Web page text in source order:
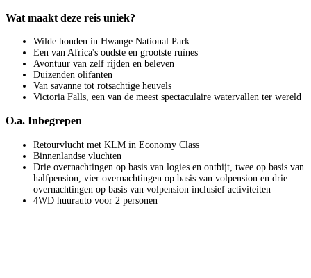
Wat maakt deze reis uniek?
Wilde honden in Hwange National Park
Een van Africa's oudste en grootste ruïnes
Avontuur van zelf rijden en beleven
Duizenden olifanten
Van savanne tot rotsachtige heuvels
Victoria Falls, een van de meest spectaculaire watervallen ter wereld
O.a. Inbegrepen
Retourvlucht met KLM in Economy Class
Binnenlandse vluchten
Drie overnachtingen op basis van logies en ontbijt, twee op basis van
halfpension, vier overnachtingen op basis van volpension en drie
overnachtingen op basis van volpension inclusief activiteiten
4WD huurauto voor 2 personen